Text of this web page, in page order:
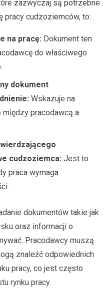
zazwyczaj są potrzebne
pracy cudzoziemców, to:
na pracę: Dokument ten
do właściwego
dokument
Wskazuje na
pracodawcą a
cudzoziemca: Jest to
praca wymaga
dokumentów takie jak
oraz informacji o
Pracodawcy muszą
znaleźć odpowiednich
pracy, co jest często
rynku pracy.